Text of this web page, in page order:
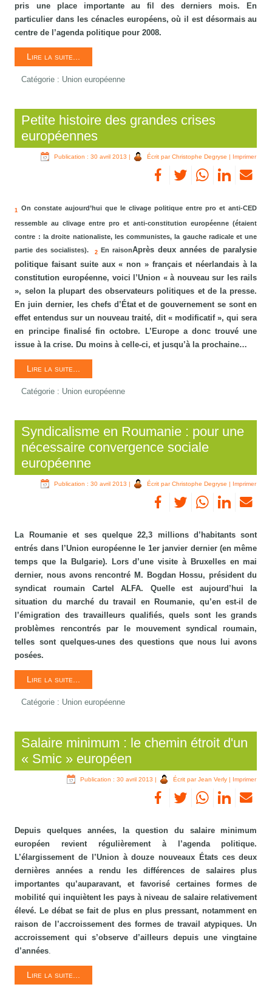
pris une place importante au fil des derniers mois. En
particulier dans les cénacles européens, où il est désormais au
centre de l’agenda politique pour 2008.
Lire la suite...
Catégorie : Union européenne
Petite histoire des grandes crises
européennes
Publication : 30 avril 2013 | Écrit par Christophe Degryse | Imprimer
1 On constate aujourd’hui que le clivage politique entre pro et anti-CED
ressemble au clivage entre pro et anti-constitution européenne (étaient
contre : la droite nationaliste, les communistes, la gauche radicale et une
partie des socialistes).
2 En raisonAprès deux années de paralysie
politique faisant suite aux « non » français et néerlandais à la
constitution européenne, voici l’Union « à nouveau sur les rails
», selon la plupart des observateurs politiques et de la presse.
En juin dernier, les chefs d’État et de gouvernement se sont en
effet entendus sur un nouveau traité, dit « modificatif », qui sera
en principe finalisé fin octobre. L’Europe a donc trouvé une
issue à la crise. Du moins à celle-ci, et jusqu’à la prochaine…
Lire la suite...
Catégorie : Union européenne
Syndicalisme en Roumanie : pour une
nécessaire convergence sociale
européenne
Publication : 30 avril 2013 | Écrit par Christophe Degryse | Imprimer
La Roumanie et ses quelque 22,3 millions d’habitants sont
entrés dans l’Union européenne le 1er janvier dernier (en même
temps que la Bulgarie). Lors d’une visite à Bruxelles en mai
dernier, nous avons rencontré M. Bogdan Hossu, président du
syndicat roumain Cartel ALFA. Quelle est aujourd’hui la
situation du marché du travail en Roumanie, qu’en est-il de
l’émigration des travailleurs qualifiés, quels sont les grands
problèmes rencontrés par le mouvement syndical roumain,
telles sont quelques-unes des questions que nous lui avons
posées.
Lire la suite...
Catégorie : Union européenne
Salaire minimum : le chemin étroit d'un
« Smic » européen
Publication : 30 avril 2013 | Écrit par Jean Verly | Imprimer
Depuis quelques années, la question du salaire minimum
européen revient régulièrement à l’agenda politique.
L’élargissement de l’Union à douze nouveaux États ces deux
dernières années a rendu les différences de salaires plus
importantes qu’auparavant, et favorisé certaines formes de
mobilité qui inquiètent les pays à niveau de salaire relativement
élevé. Le débat se fait de plus en plus pressant, notamment en
raison de l’accroissement des formes de travail atypiques. Un
accroissement qui s’observe d’ailleurs depuis une vingtaine
d’années.
Lire la suite...